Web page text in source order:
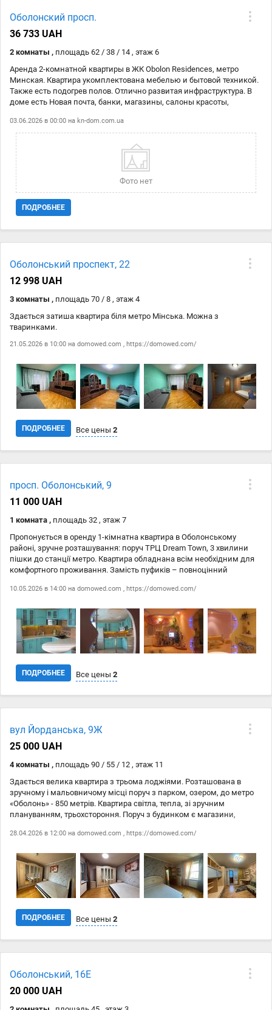
Оболонский просп.
36 733 UAH
2 комнаты , площадь 62 / 38 / 14 , этаж 6
Аренда 2-комнатной квартиры в ЖК Obolon Residences, метро
Минская. Квартира укомплектована мебелью и бытовой техникой.
Также есть подогрев полов. Отлично развитая инфраструктура. В
доме есть Новая почта, банки, магазины, салоны красоты,
03.06.2026 в 00:00 на kn-dom.com.ua
Фото нет
ПОДРОБНЕЕ
Оболонський проспект, 22
12 998 UAH
3 комнаты , площадь 70 / 8 , этаж 4
Здається затиша квартира біля метро Мінська. Можна з
тваринками.
21.05.2026 в 10:00 на domowed.com , https://domowed.com/
ПОДРОБНЕЕ Все цены 2
21.05 domowed.com
просп. Оболонський, 9
11 000 UAH
1 комната , площадь 32 , этаж 7
Пропонується в оренду 1-кімнатна квартира в Оболонському
районі, зручне розташування: поруч ТРЦ Dream Town, 3 хвилини
пішки до станції метро. Квартира обладнана всім необхідним для
комфортного проживання. Замість пуфиків – повноцінний
10.05.2026 в 14:00 на domowed.com , https://domowed.com/
ПОДРОБНЕЕ Все цены 2
10.05 domowed.com
вул Йорданська, 9Ж
25 000 UAH
4 комнаты , площадь 90 / 55 / 12 , этаж 11
Здається велика квартира з трьома лоджіями. Розташована в
зручному і мальовничому місці поруч з парком, озером, до метро
«Оболонь» - 850 метрів. Квартира світла, тепла, зі зручним
плануванням, трьохстороння. Поруч з будинком є магазини,
заклади, озеро «Йорданське» з «Білим пляжем», є парк з еко- та
причалом, пандусами та інше.
28.04.2026 в 12:00 на domowed.com , https://domowed.com/
ПОДРОБНЕЕ Все цены 2
28.04 domowed.com
Оболонський, 16Е
20 000 UAH